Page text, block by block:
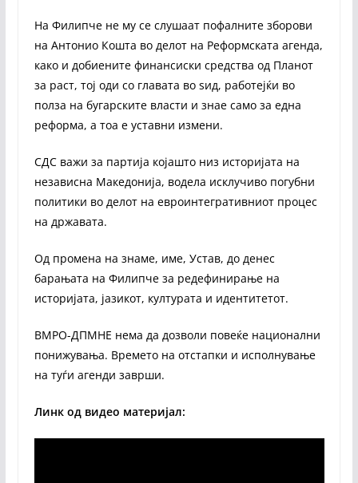
На Филипче не му се слушаат пофалните зборови
на Антонио Кошта во делот на Реформската агенда,
како и добиените финансиски средства од Планот
за раст, тој оди со главата во ѕид, работејќи во
полза на бугарските власти и знае само за една
реформа, а тоа е уставни измени.
СДС важи за партија којашто низ историјата на
независна Македонија, водела исклучиво погубни
политики во делот на евроинтегративниот процес
на државата.
Од промена на знаме, име, Устав, до денес
барањата на Филипче за редефинирање на
историјата, јазикот, културата и идентитетот.
ВМРО-ДПМНЕ нема да дозволи повеќе национални
понижувања. Времето на отстапки и исполнување
на туѓи агенди заврши.
Линк од видео материјал: